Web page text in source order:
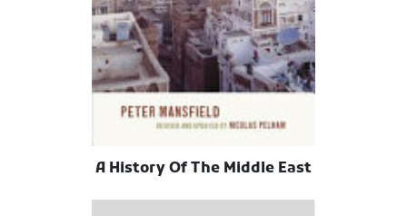
A History Of The Middle East